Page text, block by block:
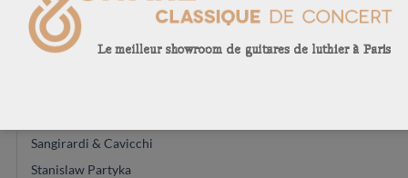
Felix Muller
Marie Lequeux
Sangirardi & Cavicchi
Stanislaw Partyka